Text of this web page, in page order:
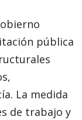
pública
La medida
de trabajo y